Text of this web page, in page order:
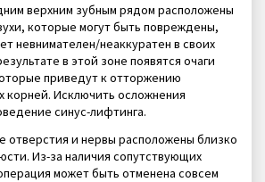
верхним зубным рядом расположены
которые могут быть повреждены,
невнимателен/неаккуратен в своих
в этой зоне появятся очаги
приведут к отторжению
корней. Исключить осложнения
синус-лифтинга.
отверстия и нервы расположены близко
Из-за наличия сопутствующих
может быть отменена совсем